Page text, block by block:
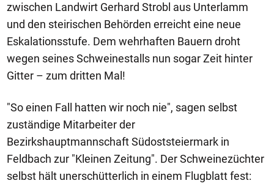
zwischen Landwirt Gerhard Strobl aus Unterlamm
und den steirischen Behörden erreicht eine neue
Eskalationsstufe. Dem wehrhaften Bauern droht
wegen seines Schweinestalls nun sogar Zeit hinter
Gitter – zum dritten Mal!
"So einen Fall hatten wir noch nie", sagen selbst
zuständige Mitarbeiter der
Bezirkshauptmannschaft Südoststeiermark in
Feldbach zur "Kleinen Zeitung". Der Schweinezüchter
selbst hält unerschütterlich in einem Flugblatt fest: